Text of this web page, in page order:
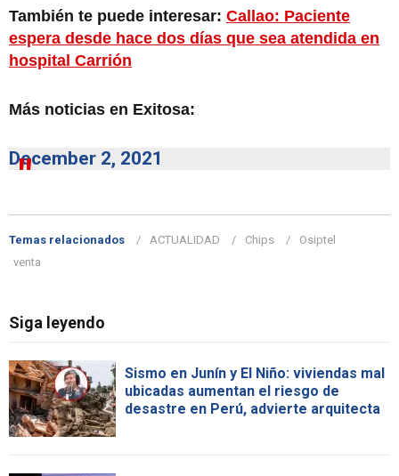
También te puede interesar: Callao: Paciente
espera desde hace dos días que sea atendida en
hospital Carrión
Más noticias en Exitosa:
December 2, 2021
Temas relacionados ACTUALIDAD Chips
Osiptel
venta
Siga leyendo
Sismo en Junín y El Niño: viviendas mal
ubicadas aumentan el riesgo de
desastre en Perú, advierte arquitecta